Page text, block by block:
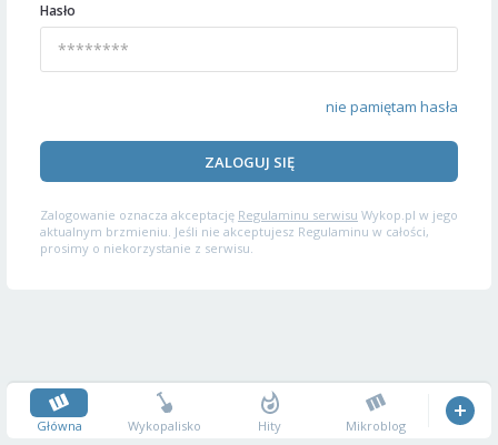
Hasło
nie pamiętam hasła
ZALOGUJ SIĘ
Zalogowanie oznacza akceptację Regulaminu serwisu Wykop.pl w jego
aktualnym brzmieniu. Jeśli nie akceptujesz Regulaminu w całości,
prosimy o niekorzystanie z serwisu.
Główna Wykopalisko Hity Mikroblog